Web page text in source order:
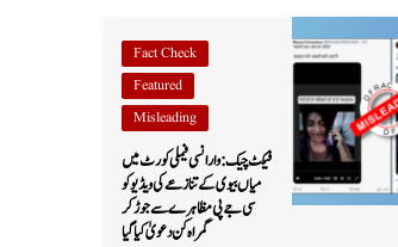
Fact Check
Featured
Misleading
فیکٹ چیک: وارانسی فیملی کورٹ میں
میاں بیوی کے تنازعے کی ویڈیو کو
سی جے پی مظاہرے سے جوڑ کر
گمراہ کن دعویٰ کیا گیا